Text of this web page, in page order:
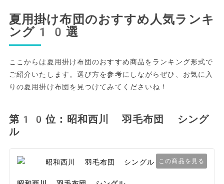
夏用掛け布団のおすすめ人気ランキ
ング10選
ここからは夏用掛け布団のおすすめ商品をランキング形式で
ご紹介いたします。選び方を参考にしながらぜひ、お気に入
りの夏用掛け布団を見つけてみてくださいね！
第10位：昭和西川 羽毛布団 シング
ル
この商品を見る